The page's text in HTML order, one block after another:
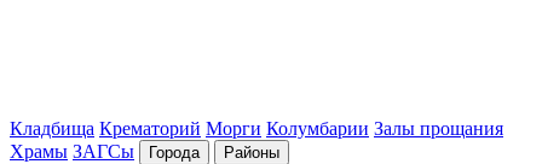
Кладбища Крематорий Морги Колумбарии Залы прощания
Храмы ЗАГСы Города Районы